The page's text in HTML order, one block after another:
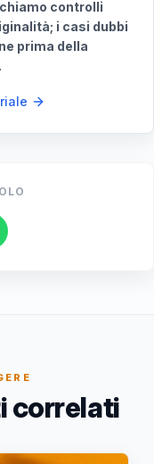
controlli
i casi dubbi
prima della
correlati